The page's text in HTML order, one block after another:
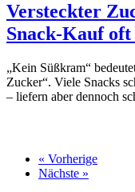
Versteckter
Snack-Kauf oft
„Kein Süßkram“
Zucker“. Viele Snacks
– liefern aber dennoch
« Vorherige
Nächste »